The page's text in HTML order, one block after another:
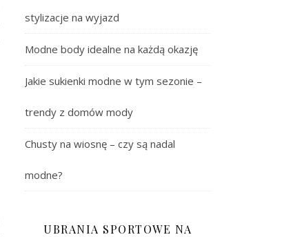
stylizacje na wyjazd
Modne body idealne na każdą okazję
Jakie sukienki modne w tym sezonie –
trendy z domów mody
Chusty na wiosnę – czy są nadal
modne?
UBRANIA SPORTOWE NA